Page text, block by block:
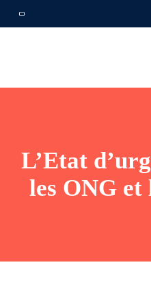
L’Etat
les ONG et